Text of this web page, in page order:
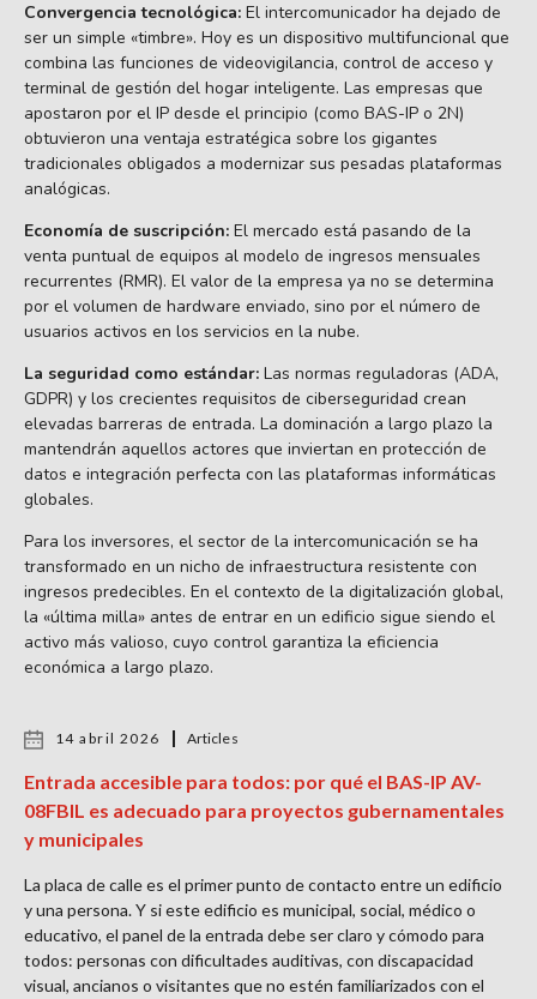
Convergencia tecnológica: El intercomunicador ha dejado de
ser un simple «timbre». Hoy es un dispositivo multifuncional que
combina las funciones de videovigilancia, control de acceso y
terminal de gestión del hogar inteligente. Las empresas que
apostaron por el IP desde el principio (como BAS-IP o 2N)
obtuvieron una ventaja estratégica sobre los gigantes
tradicionales obligados a modernizar sus pesadas plataformas
analógicas.
Economía de suscripción: El mercado está pasando de la
venta puntual de equipos al modelo de ingresos mensuales
recurrentes (RMR). El valor de la empresa ya no se determina
por el volumen de hardware enviado, sino por el número de
usuarios activos en los servicios en la nube.
La seguridad como estándar: Las normas reguladoras (ADA,
GDPR) y los crecientes requisitos de ciberseguridad crean
elevadas barreras de entrada. La dominación a largo plazo la
mantendrán aquellos actores que inviertan en protección de
datos e integración perfecta con las plataformas informáticas
globales.
Para los inversores, el sector de la intercomunicación se ha
transformado en un nicho de infraestructura resistente con
ingresos predecibles. En el contexto de la digitalización global,
la «última milla» antes de entrar en un edificio sigue siendo el
activo más valioso, cuyo control garantiza la eficiencia
económica a largo plazo.
14 abril 2026 Articles
Entrada accesible para todos: por qué el BAS-IP AV-
08FBIL es adecuado para proyectos gubernamentales
y municipales
La placa de calle es el primer punto de contacto entre un edificio
y una persona. Y si este edificio es municipal, social, médico o
educativo, el panel de la entrada debe ser claro y cómodo para
todos: personas con dificultades auditivas, con discapacidad
visual, ancianos o visitantes que no estén familiarizados con el